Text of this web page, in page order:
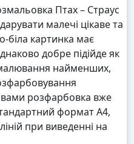
Птах – Страус
малечі цікаве та
біла картинка має
добре підійде як
найменших,
розфарбовка вже
формат А4,
при виведенні на